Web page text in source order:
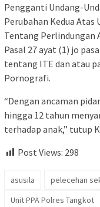
Pengganti Undang-
Perubahan Kedua Atas
Tentang Perlindungan
Pasal 27 ayat (1) jo
tentang ITE dan atau
Pornografi.
“Dengan ancaman
hingga 12 tahun
terhadap anak,” tutup
Post Views: 298
asusila pelecehan
Unit PPA Polres Tangkot